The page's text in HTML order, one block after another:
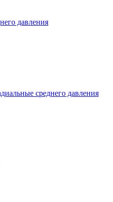
давления
среднего давления